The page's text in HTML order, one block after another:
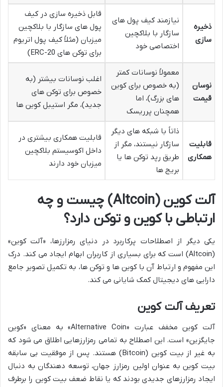
ذخیره
سازی
نیازمند کیف پول های
سازگار با بلاکچین
اختصاصی خود
قابل ذخیره سازی در کیف
پول های سازگار با بلاکچین
میزبان (مثلاً کیف پول اتریوم
برای توکن های ERC-20)
نوسان
قیمت
معمولاً نوسانات کمتر
(به خصوص برای کوین
های بزرگ)، اما
همچنان پرریسک
اغلب نوسانات بیشتر (به
خصوص برای توکن های
جدید)، مگر استیبل کوین ها
قابلیت
همکاری
ذاتاً با شبکه های دیگر
سازگار نیستند، مگر از
طریق رپد توکن ها یا
بریج ها
قابلیت همکاری بیشتری در
داخل اکوسیستم بلاکچین
میزبان خود دارند
آلت کوین (Altcoin) چیست و چه
ارتباطی با کوین و توکن دارد؟
یکی دیگر از اصطلاحات پرکاربرد در دنیای رمزارزها، «آلت کوین»
(Altcoin) است که برای بسیاری از کاربران ابهام ایجاد می کند. درک
این مفهوم و ارتباط آن با کوین ها و توکن ها، به تکمیل تصویر جامع
دارایی های دیجیتال کمک شایانی می کند.
تعریف آلت کوین
آلت کوین مخفف عبارت «Alternative Coin» به معنای «کوین
جایگزین» است. این اصطلاح به تمامی رمزارزهایی اطلاق می شود که
به غیر از بیت کوین (Bitcoin) هستند. پس از موفقیت بی سابقه
بیت کوین به عنوان اولین رمزارز جهان، توسعه دهندگان به دنبال
ایجاد رمزارزهای جدیدی بودند که یا نقاط ضعف بیت کوین را برطرف